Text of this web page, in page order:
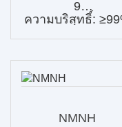
9
ความบริสุทธิ์:
NMNH